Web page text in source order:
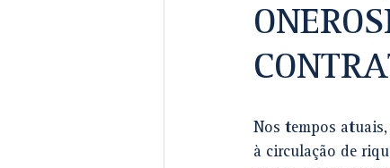
Nos tempos
à circulação de